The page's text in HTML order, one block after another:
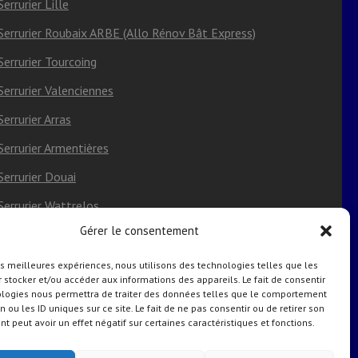
Gérer le consentement
meilleures expériences, nous utilisons des technologies telles que les
stocker et/ou accéder aux informations des appareils. Le fait de consentir
nous permettra de traiter des données telles que le comportement
ou les ID uniques sur ce site. Le fait de ne pas consentir ou de retirer son
peut avoir un effet négatif sur certaines caractéristiques et fonctions.
Lille
Roubaix ARBE (Allo Rénov Bât Express)
Tourcoing
Valenciennes
Arras
Armentières
Douai
Wattrelos
Serrurier Villeneuve-d’Ascq
Saint-Omer
de cookies (UE)